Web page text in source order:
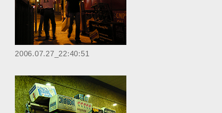
‎2006.07.27_22:40:51